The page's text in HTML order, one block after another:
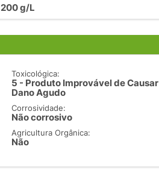
200 g/L
Toxicológica:
5 - Produto Improvável de Causar
Dano Agudo
Corrosividade:
Não corrosivo
Agricultura Orgânica:
Não